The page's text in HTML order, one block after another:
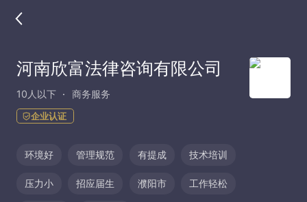
河南欣富法律咨询有限公司
10人以下 商务服务
企业认证
环境好 管理规范 有提成 技术培训
压力小 招应届生 濮阳市 工作轻松